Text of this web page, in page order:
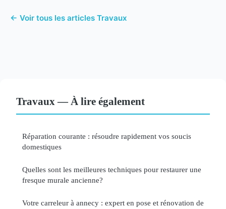
← Voir tous les articles Travaux
Travaux — À lire également
Réparation courante : résoudre rapidement vos soucis
domestiques
Quelles sont les meilleures techniques pour restaurer une
fresque murale ancienne?
Votre carreleur à annecy : expert en pose et rénovation de